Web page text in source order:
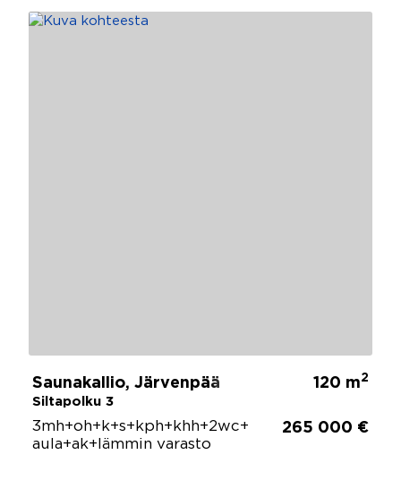
Saunakallio, Järvenpää
Siltapolku 3
120 m2
3mh+oh+k+s+kph+khh+2wc+
aula+ak+lämmin varasto
265 000 €